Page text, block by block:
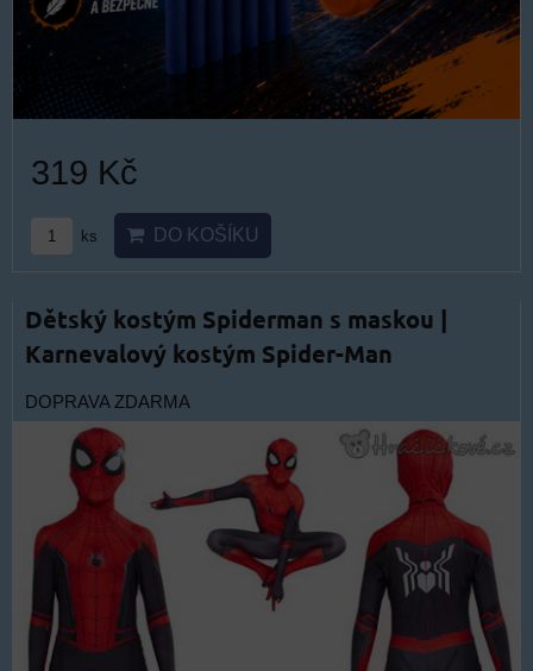
319 Kč
ks DO KOŠÍKU
Dětský kostým Spiderman s maskou |
Karnevalový kostým Spider-Man
DOPRAVA ZDARMA